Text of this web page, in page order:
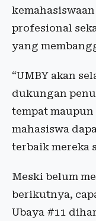
profesional
yang
“UMBY akan
dukungan
tempat
mahasiswa
terbaik mereka
Meski belum
berikutnya,
Ubaya #11